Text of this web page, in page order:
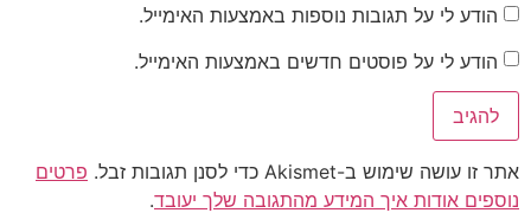
הודע לי על תגובות נוספות באמצעות האימייל.
הודע לי על פוסטים חדשים באמצעות האימייל.
אתר זו עושה שימוש ב-Akismet כדי לסנן תגובות זבל.
פרטים
נוספים אודות איך המידע מהתגובה שלך יעובד.